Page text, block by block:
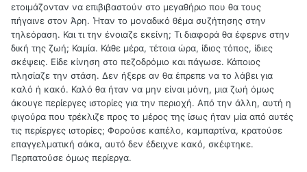
ετοιμάζονταν να επιβιβαστούν στο μεγαθήριο που θα τους
πήγαινε στον Άρη. Ήταν το μοναδικό θέμα συζήτησης στην
τηλεόραση. Και τι την ένοιαζε εκείνη; Τι διαφορά θα έφερνε στην
δική της ζωή; Καμία. Κάθε μέρα, τέτοια ώρα, ίδιος τόπος, ίδιες
σκέψεις. Είδε κίνηση στο πεζοδρόμιο και πάγωσε. Κάποιος
πλησίαζε την στάση. Δεν ήξερε αν θα έπρεπε να το λάβει για
καλό ή κακό. Καλό θα ήταν να μην είναι μόνη, μια ζωή όμως
άκουγε περίεργες ιστορίες για την περιοχή. Από την άλλη, αυτή η
φιγούρα που τρέκλιζε προς το μέρος της ίσως ήταν μία από αυτές
τις περίεργες ιστορίες; Φορούσε καπέλο, καμπαρτίνα, κρατούσε
επαγγελματική σάκα, αυτό δεν έδειχνε κακό, σκέφτηκε.
Περπατούσε όμως περίεργα.